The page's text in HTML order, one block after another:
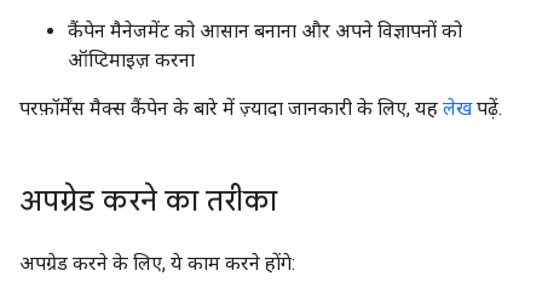
कैंपेन मैनेजमेंट को आसान बनाना और अपने विज्ञापनों को
ऑप्टिमाइज़ करना
परफ़ॉर्मेंस मैक्स कैंपेन के बारे में ज़्यादा जानकारी के लिए, यह लेखपढ़ें.
अपग्रेड करने का तरीका
अपग्रेड करने के लिए, ये काम करने होंगे: